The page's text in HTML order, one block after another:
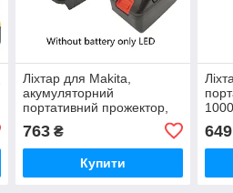
Ліхтар для Makita,
акумуляторний
портативний прожектор,
світло 14.4-18V 20V. 15
LED 38W
763₴
Купити
на
649